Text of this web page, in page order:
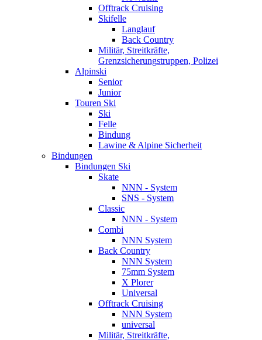
Offtrack Cruising
Skifelle
Langlauf
Back Country
Militär, Streitkräfte,
Grenzsicherungstruppen, Polizei
Alpinski
Senior
Junior
Touren Ski
Ski
Felle
Bindung
Lawine & Alpine Sicherheit
Bindungen
Bindungen Ski
Skate
NNN - System
SNS - System
Classic
NNN - System
Combi
NNN System
Back Country
NNN System
75mm System
X Plorer
Universal
Offtrack Cruising
NNN System
universal
Militär, Streitkräfte,